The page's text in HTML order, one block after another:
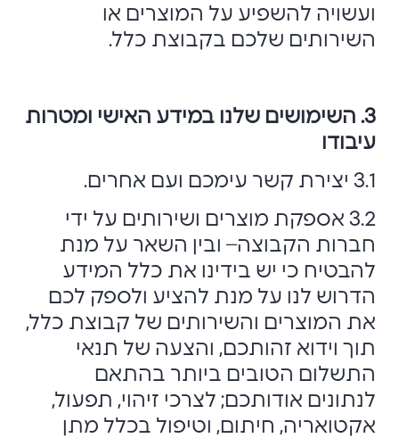
ועשויה להשפיע על המוצרים או
השירותים שלכם בקבוצת כלל.
3. השימושים שלנו במידע האישי ומטרות
עיבודו
3.1 יצירת קשר עימכם ועם אחרים.
3.2 אספקת מוצרים ושירותים על ידי
חברות הקבוצה– ובין השאר על מנת
להבטיח כי יש בידינו את כלל המידע
הדרוש לנו על מנת להציע ולספק לכם
את המוצרים והשירותים של קבוצת כלל,
תוך וידוא זהותכם, והצעה של תנאי
התשלום הטובים ביותר בהתאם
לנתונים אודותכם; לצרכי זיהוי, תפעול,
אקטואריה, חיתום, וטיפול בכלל מתן